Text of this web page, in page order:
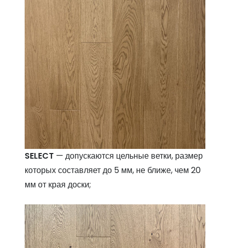
SELECT — допускаются цельные ветки, размер
которых составляет до 5 мм, не ближе, чем 20
мм от края доски;